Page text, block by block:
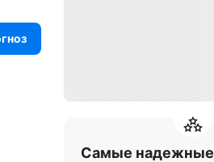
Самые надежные